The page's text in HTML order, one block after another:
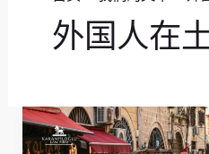
外国人在
外
国